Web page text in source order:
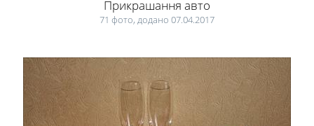
Прикрашання авто
71 фото, додано 07.04.2017